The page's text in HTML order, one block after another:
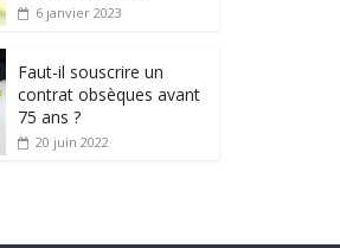
6 janvier 2023
Faut-il souscrire un
contrat obsèques avant
75 ans ?
20 juin 2022